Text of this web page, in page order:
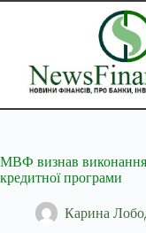
Перейти
МВФ визнав виконання
кредитної програми
Карина